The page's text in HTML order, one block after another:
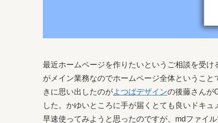
最近ホームページを作りたいというご相談を受
がメイン業務なのでホームページ全体というこ
きに思い出したのがよつばデザインの後藤さんが
した。かゆいところに手が届くとても良いドキュ
早速使ってみようと思ったのですが、mdファイ